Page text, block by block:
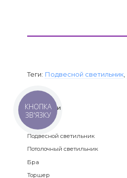
Теги: Подвесной светильник
Категории
Подвесной светильник
Потолочный светильник
Бра
Торшер
КНОПКА
ЗВ'ЯЗКУ